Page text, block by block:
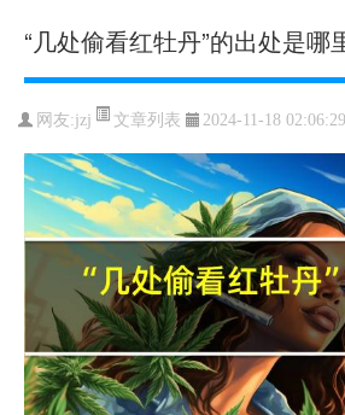
“几处偷看红牡丹”的出处是哪
网友:jzj 文章列表 2024-11-18 02:06:29